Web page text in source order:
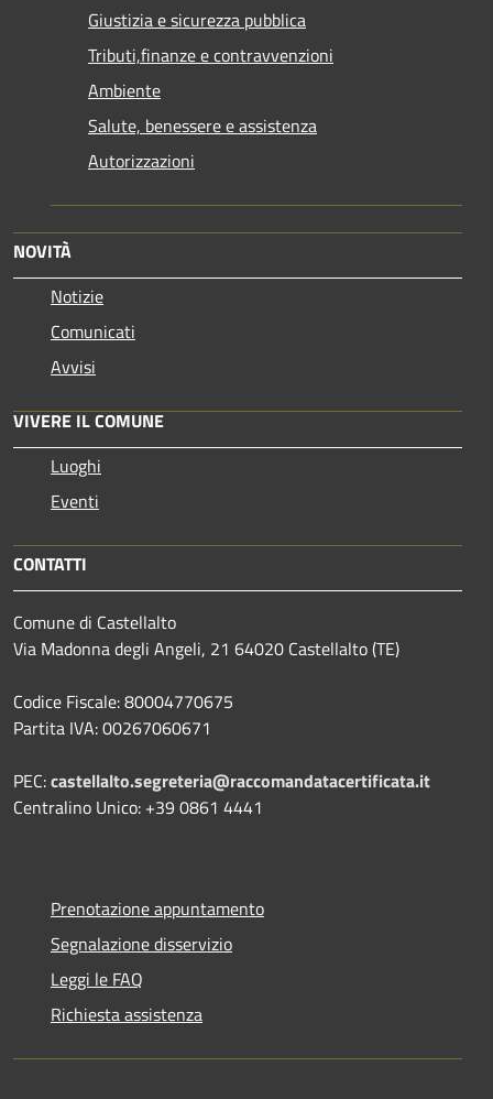
Giustizia e sicurezza pubblica
Tributi,finanze e contravvenzioni
Ambiente
Salute, benessere e assistenza
Autorizzazioni
NOVITÀ
Notizie
Comunicati
Avvisi
VIVERE IL COMUNE
Luoghi
Eventi
CONTATTI
Comune di Castellalto
Via Madonna degli Angeli, 21 64020 Castellalto (TE)
Codice Fiscale: 80004770675
Partita IVA: 00267060671
PEC:castellalto.segreteria@raccomandatacertificata.it
Centralino Unico: +39 0861 4441
Prenotazione appuntamento
Segnalazione disservizio
Leggi le FAQ
Richiesta assistenza